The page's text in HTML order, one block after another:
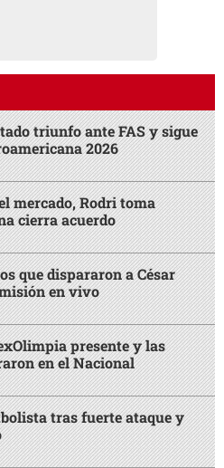
triunfo ante FAS y sigue
2026
mercado, Rodri toma
cierra acuerdo
que dispararon a César
en vivo
presente y las
en el Nacional
tras fuerte ataque y